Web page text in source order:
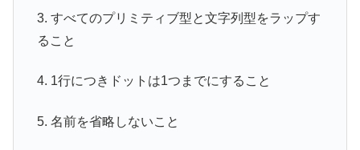
3. すべてのプリミティブ型と文字列型をラップす
ること
4. 1行につきドットは1つまでにすること
5. 名前を省略しないこと